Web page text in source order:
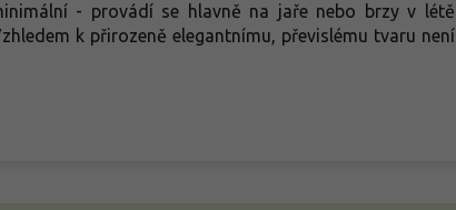
- provádí se hlavně na jaře nebo brzy v létě
k přirozeně elegantnímu, převislému tvaru není